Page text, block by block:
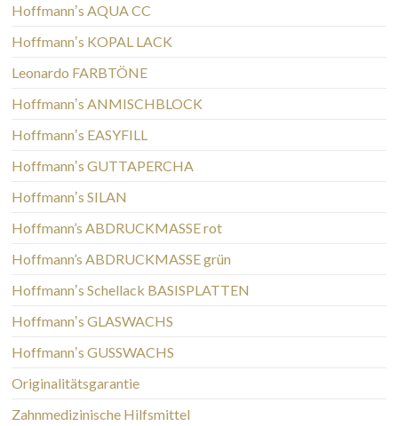
Hoffmannʼs AQUA CC
Hoffmannʼs KOPAL LACK
Leonardo FARBTÖNE
Hoffmannʼs ANMISCHBLOCK
Hoffmannʼs EASYFILL
Hoffmannʼs GUTTAPERCHA
Hoffmannʼs SILAN
Hoffmann’s ABDRUCKMASSE rot
Hoffmann’s ABDRUCKMASSE grün
Hoffmannʼs Schellack BASISPLATTEN
Hoffmannʼs GLASWACHS
Hoffmannʼs GUSSWACHS
Originalitätsgarantie
Zahnmedizinische Hilfsmittel